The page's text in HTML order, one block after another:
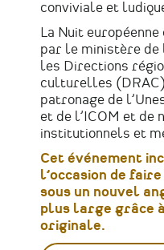
conviviale et
La Nuit
par le ministère de
les Directions
culturelles
patronage de
et de l’ICOM et de
institutionnels et
Cet événement
l’occasion de
sous un nouvel
plus large grâce
originale.